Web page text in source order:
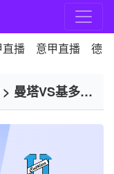
直播 意甲直播 德
> 曼塔VS基多天